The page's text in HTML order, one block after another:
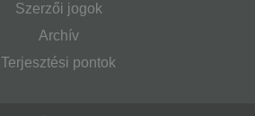
Szerzői jogok
Archív
Terjesztési pontok